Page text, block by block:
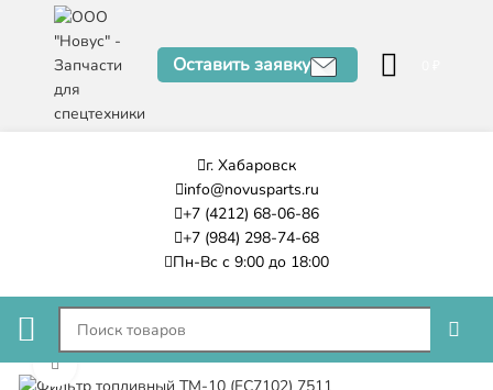
Оставить заявку
г. Хабаровск
info@novusparts.ru
+7 (4212) 68-06-86
+7 (984) 298-74-68
Пн-Вс с 9:00 до 18:00
Нажмите, чтобы увеличить